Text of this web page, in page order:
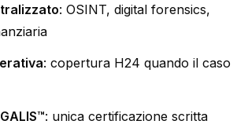
: OSINT, digital forensics,
: copertura H24 quando il caso
: unica certificazione scritta